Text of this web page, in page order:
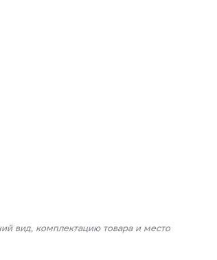
вид, комплектацию товара и место